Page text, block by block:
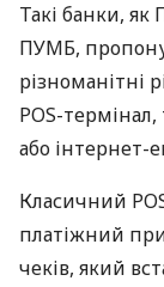
Такі банки, як
ПУМБ,
різноманітні
POS-
або інтернет-
Класичний
платіжний
чеків, який